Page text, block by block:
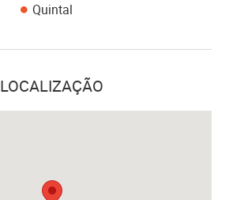
Quintal
LOCALIZAÇÃO